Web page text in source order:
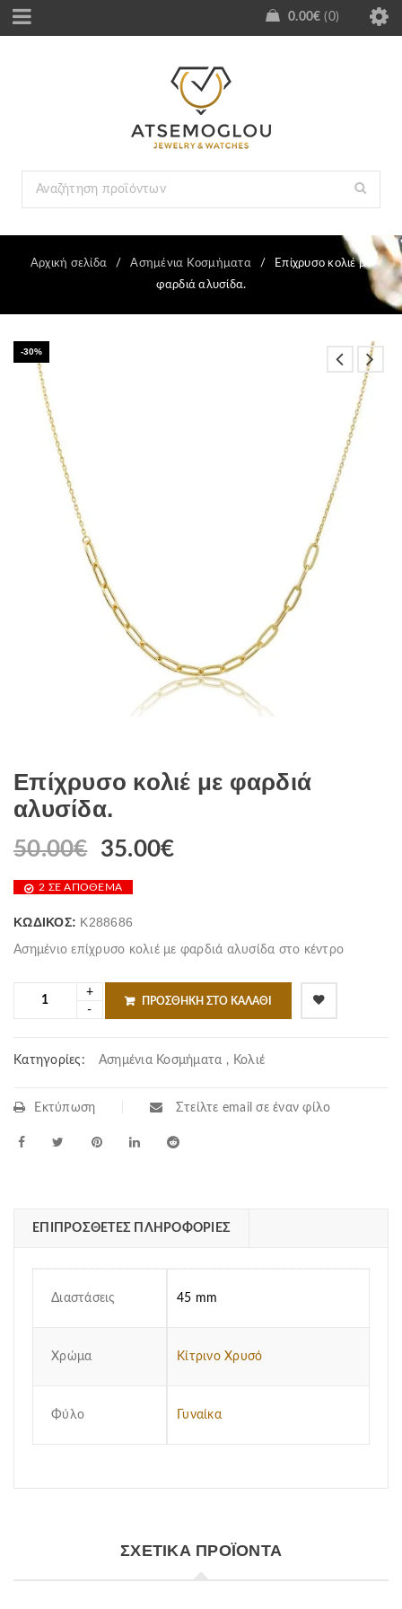
0.00€ 0
Αρχική σελίδα / Ασημένια Κοσμήματα /
Επίχρυσο κολιέ με
φαρδιά αλυσίδα.
-30%
Επίχρυσο κολιέ με φαρδιά
αλυσίδα.
50.00€ 35.00€
2 ΣΕ ΑΠΌΘΕΜΑ
ΚΩΔΙΚΌΣ: K288686
Ασημένιο επίχρυσο κολιέ με φαρδιά αλυσίδα στο κέντρο
ΠΡΟΣΘΉΚΗ ΣΤΟ ΚΑΛΆΘΙ
Κατηγορίες: Ασημένια Κοσμήματα , Κολιέ
Εκτύπωση Στείλτε email σε έναν φίλο
ΕΠΙΠΡΌΣΘΕΤΕΣ ΠΛΗΡΟΦΟΡΊΕΣ
Διαστάσεις 45 mm
Χρώμα Κίτρινο Χρυσό
Φύλο Γυναίκα
ΣΧΕΤΙΚΆ ΠΡΟΪΌΝΤΑ